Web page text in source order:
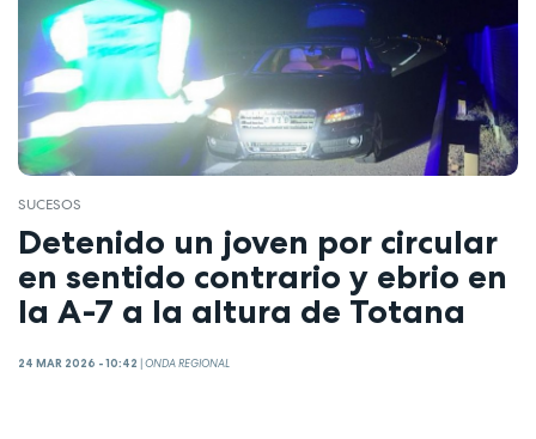
SUCESOS
Detenido un joven por circular
en sentido contrario y ebrio en
la A-7 a la altura de Totana
24 MAR 2026 - 10:42 |ONDA REGIONAL